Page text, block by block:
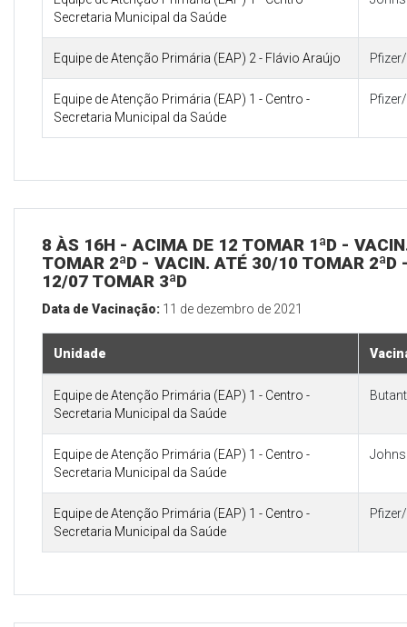
Secretaria Municipal da Saúde
Equipe de Atenção Primária (EAP) 2 - Flávio Araújo
Equipe de Atenção Primária (EAP) 1 - Centro -
Secretaria Municipal da Saúde
8 ÀS 16H - ACIMA DE 12 TOMAR 1ªD -
TOMAR 2ªD - VACIN. ATÉ 30/10 TOMAR 2ªD
12/07 TOMAR 3ªD
Data de Vacinação: 11 de dezembro de 2021
Unidade
Equipe de Atenção Primária (EAP) 1 - Centro -
Secretaria Municipal da Saúde
Equipe de Atenção Primária (EAP) 1 - Centro -
Secretaria Municipal da Saúde
Equipe de Atenção Primária (EAP) 1 - Centro -
Secretaria Municipal da Saúde